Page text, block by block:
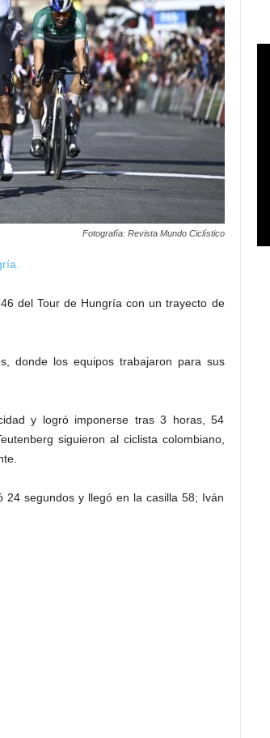
Fotografía: Revista Mundo Ciclístico
del Tour de Hungría con un trayecto de
donde los equipos trabajaron para sus
y logró imponerse tras 3 horas, 54
siguieron al ciclista colombiano,
24 segundos y llegó en la casilla 58; Iván